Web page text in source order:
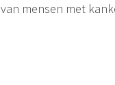
van mensen met